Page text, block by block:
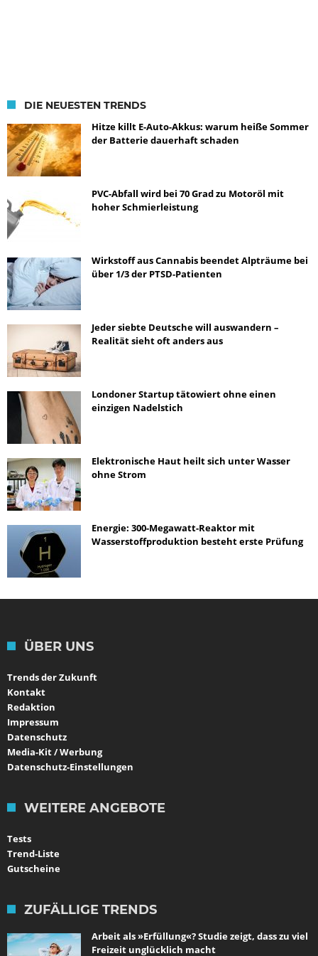
DIE NEUESTEN TRENDS
Hitze killt E-Auto-Akkus: warum heiße Sommer
der Batterie dauerhaft schaden
PVC-Abfall wird bei 70 Grad zu Motoröl mit
hoher Schmierleistung
Wirkstoff aus Cannabis beendet Alpträume bei
über 1/3 der PTSD-Patienten
Jeder siebte Deutsche will auswandern –
Realität sieht oft anders aus
Londoner Startup tätowiert ohne einen
einzigen Nadelstich
Elektronische Haut heilt sich unter Wasser
ohne Strom
Energie: 300-Megawatt-Reaktor mit
Wasserstoffproduktion besteht erste Prüfung
ÜBER UNS
Trends der Zukunft
Kontakt
Redaktion
Impressum
Datenschutz
Media-Kit / Werbung
Datenschutz-Einstellungen
WEITERE ANGEBOTE
Tests
Trend-Liste
Gutscheine
ZUFÄLLIGE TRENDS
Arbeit als »Erfüllung«? Studie zeigt, dass zu viel
Freizeit unglücklich macht